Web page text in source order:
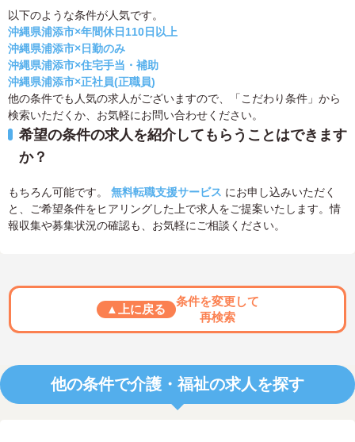
以下のような条件が人気です。
沖縄県浦添市×年間休日110日以上
沖縄県浦添市×日勤のみ
沖縄県浦添市×住宅手当・補助
沖縄県浦添市×正社員(正職員)
他の条件でも人気の求人がございますので、「こだわり条件」から
検索いただくか、お気軽にお問い合わせください。
希望の条件の求人を紹介してもらうことはできます
か？
もちろん可能です。 無料転職支援サービス にお申し込みいただく
と、ご希望条件をヒアリングした上で求人をご提案いたします。情
報収集や募集状況の確認も、お気軽にご相談ください。
▲上に戻る
条件を変更して
再検索
他の条件で介護・福祉の求人を探す